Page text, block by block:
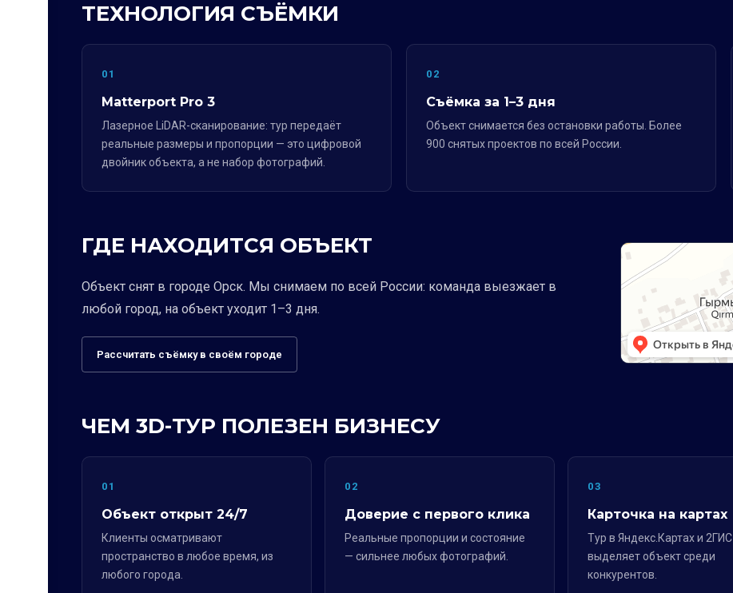
ТЕХНОЛОГИЯ СЪЁМКИ
01
Matterport Pro 3
Лазерное LiDAR-сканирование: тур передаёт
реальные размеры и пропорции — это цифровой
двойник объекта, а не набор фотографий.
02
Съёмка за 1–3 дня
Объект снимается без остановки работы. Более
900 снятых проектов по всей России.
ГДЕ НАХОДИТСЯ ОБЪЕКТ
Объект снят в городе Орск. Мы снимаем по всей России: команда выезжает в
любой город, на объект уходит 1–3 дня.
Рассчитать съёмку в своём городе
ЧЕМ 3D-ТУР ПОЛЕЗЕН БИЗНЕСУ
01
Объект открыт 24/7
Клиенты осматривают
пространство в любое время, из
любого города.
02
Доверие с первого клика
Реальные пропорции и состояние
— сильнее любых фотографий.
03
Карточка на картах
Тур в Яндекс.Картах и 2ГИС
выделяет объект среди
конкурентов.